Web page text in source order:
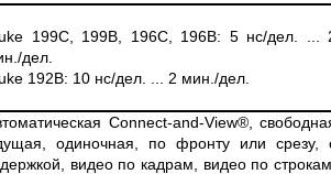
199C, 199B, 196C, 196B: 5 нс/дел. ...
дел.
192B: 10 нс/дел. ... 2 мин./дел.
Connect-and-View®,
одиночная, по фронту или срезу,
видео по кадрам, видео по